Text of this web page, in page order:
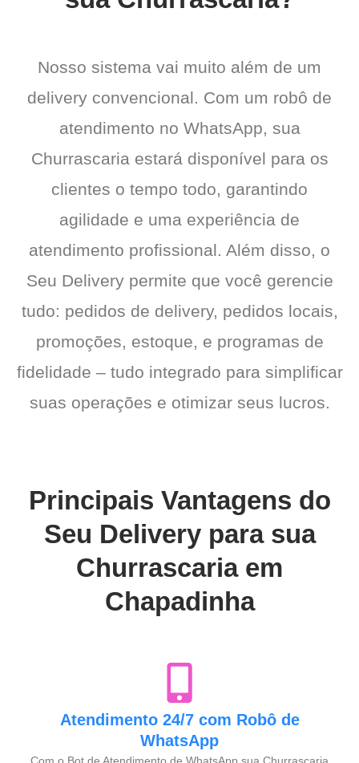
Nosso sistema vai muito além de um
delivery convencional. Com um robô de
atendimento no WhatsApp, sua
Churrascaria estará disponível para os
clientes o tempo todo, garantindo
agilidade e uma experiência de
atendimento profissional. Além disso, o
Seu Delivery permite que você gerencie
tudo: pedidos de delivery, pedidos locais,
promoções, estoque, e programas de
fidelidade – tudo integrado para simplificar
suas operações e otimizar seus lucros.
Principais Vantagens do
Seu Delivery para sua
Churrascaria em
Chapadinha
Atendimento 24/7 com Robô de
WhatsApp